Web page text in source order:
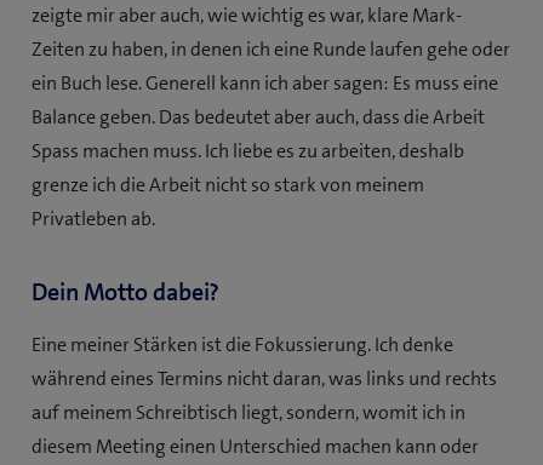
zeigte mir aber auch, wie wichtig es war, klare Mark-
Zeiten zu haben, in denen ich eine Runde laufen gehe oder
ein Buch lese. Generell kann ich aber sagen: Es muss eine
Balance geben. Das bedeutet aber auch, dass die Arbeit
Spass machen muss. Ich liebe es zu arbeiten, deshalb
grenze ich die Arbeit nicht so stark von meinem
Privatleben ab.
Dein Motto dabei?
Eine meiner Stärken ist die Fokussierung. Ich denke
während eines Termins nicht daran, was links und rechts
auf meinem Schreibtisch liegt, sondern, womit ich in
diesem Meeting einen Unterschied machen kann oder